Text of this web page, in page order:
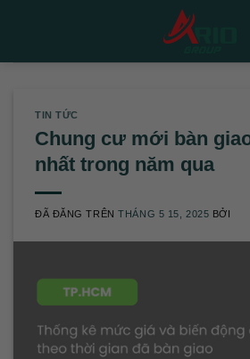
TIN TỨC
Chung cư mới bàn
nhất trong năm qua
ĐÃ ĐĂNG TRÊNTHÁNG 5 15, 2025 BỞI